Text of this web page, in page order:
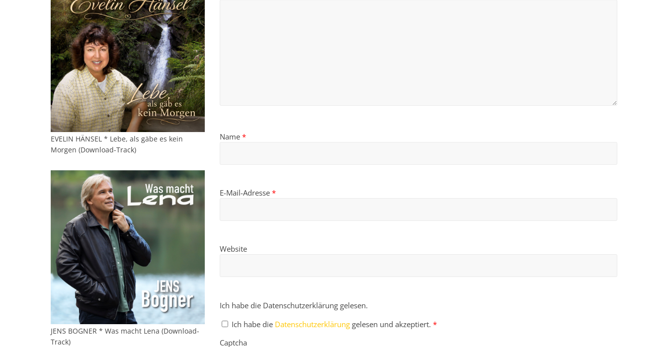
Name *
E-Mail-Adresse *
Website
Ich habe die Datenschutzerklärung gelesen.
Ich habe die Datenschutzerklärung gelesen und akzeptiert. *
Captcha
EVELIN HÄNSEL * Lebe, als gäbe es kein
Morgen (Download-Track)
JENS BOGNER * Was macht Lena (Download-
Track)